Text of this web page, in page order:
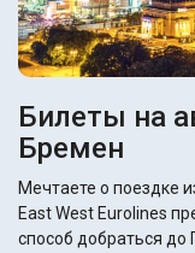
Билеты на
Бремен
Мечтаете о поездке
East West Eurolines
способ добраться до